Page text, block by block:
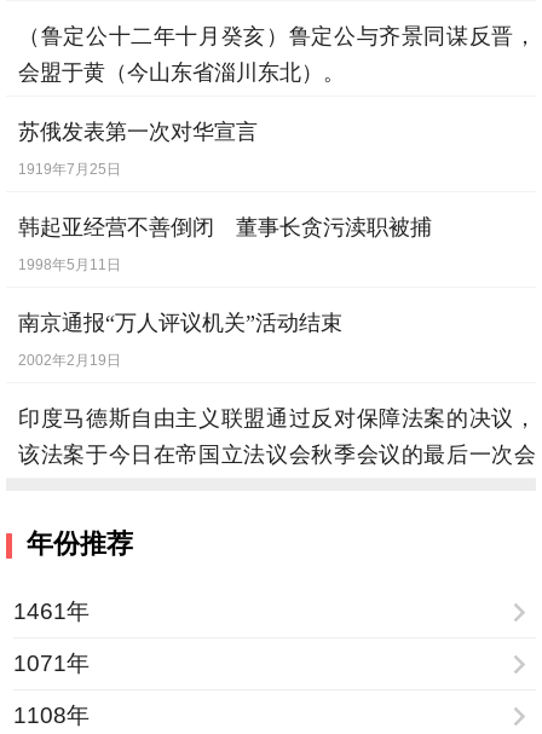
（鲁定公十二年十月癸亥）鲁定公与齐景同谋反晋，
会盟于黄（今山东省淄川东北）。
苏俄发表第一次对华宣言
1919年7月25日
韩起亚经营不善倒闭 董事长贪污渎职被捕
1998年5月11日
南京通报“万人评议机关”活动结束
2002年2月19日
印度马德斯自由主义联盟通过反对保障法案的决议，
该法案于今日在帝国立法议会秋季会议的最后一次会
选制，并仿造法国实行联名投票制和比例代表制。
年份推荐
1461年
1071年
1108年